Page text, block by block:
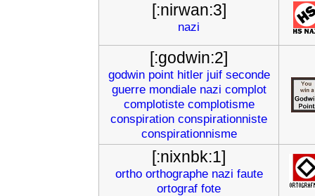
[:nirwan:3]
nazi
[:godwin:2]
godwin point hitler juif seconde
guerre mondiale nazi complot
complotiste complotisme
conspiration conspirationniste
conspirationnisme
[:nixnbk:1]
ortho orthographe nazi faute
ortograf fote